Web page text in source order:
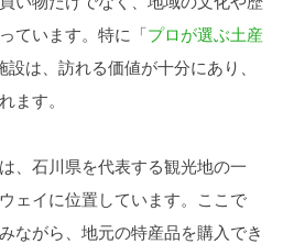
ています。特に「プロが選ぶ土産
設は、訪れる価値が十分にあり、
ます。
、石川県を代表する観光地の一
ェイに位置しています。ここで
ながら、地元の特産品を購入でき